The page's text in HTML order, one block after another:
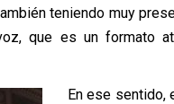
teniendo muy
que es un formato
En ese sentido,